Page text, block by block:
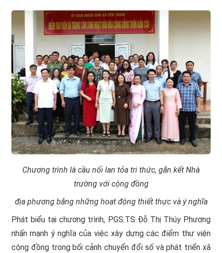
Chương trình là cầu nối lan tỏa tri thức, gắn kết Nhà
trường với cộng đồng
địa phương bằng những hoạt động thiết thực và ý nghĩa
Phát biểu tại chương trình, PGS.TS Đỗ Thị Thúy Phương
nhấn mạnh ý nghĩa của việc xây dựng các điểm thư viện
cộng đồng trong bối cảnh chuyển đổi số và phát triển xã